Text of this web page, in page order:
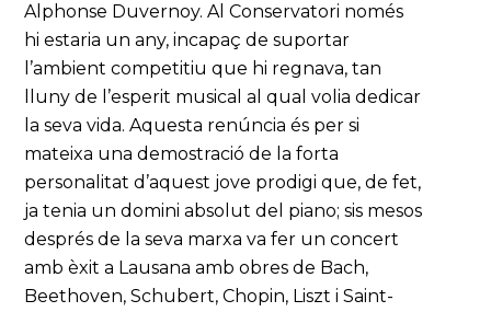
Alphonse Duvernoy. Al Conservatori només
hi estaria un any, incapaç de suportar
l’ambient competitiu que hi regnava, tan
lluny de l’esperit musical al qual volia dedicar
la seva vida. Aquesta renúncia és per si
mateixa una demostració de la forta
personalitat d’aquest jove prodigi que, de fet,
ja tenia un domini absolut del piano; sis mesos
després de la seva marxa va fer un concert
amb èxit a Lausana amb obres de Bach,
Beethoven, Schubert, Chopin, Liszt i Saint-